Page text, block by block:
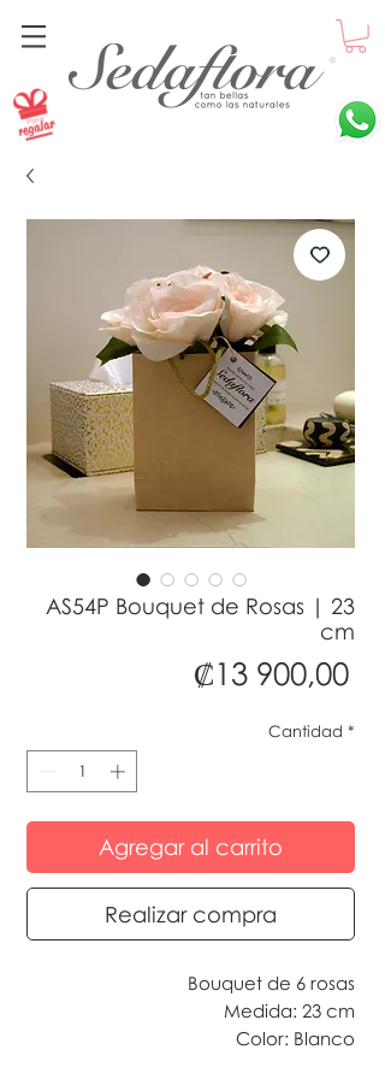
AS54P Bouquet de Rosas | 23
cm
₡13 900,00
Cantidad *
Agregar al carrito
Realizar compra
Bouquet de 6 rosas
Medida: 23 cm
Color: Blanco